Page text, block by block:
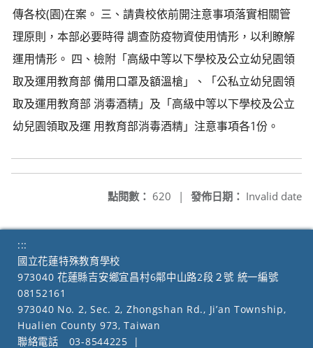
傳各校(園)在案。 三、請貴校依前開注意事項落實相關管
理原則，本部必要時得 調查防疫物資使用情形，以利瞭解
運用情形。 四、檢附「高級中等以下學校及公立幼兒園領
取及運用教育部 備用口罩及額溫槍」、「公私立幼兒園領
取及運用教育部 消毒酒精」及「高級中等以下學校及公立
幼兒園領取及運 用教育部消毒酒精」注意事項各1份。
發佈日期： Invalid date
點閱數： 620 |
:::
國立花蓮特殊教育學校
973040 花蓮縣吉安鄉宜昌村6鄰中山路2段２號 統一編號
08152161
973040 No. 2, Sec. 2, Zhongshan Rd., Ji’an Township,
Hualien County 973, Taiwan
聯絡電話
03-8544225 |